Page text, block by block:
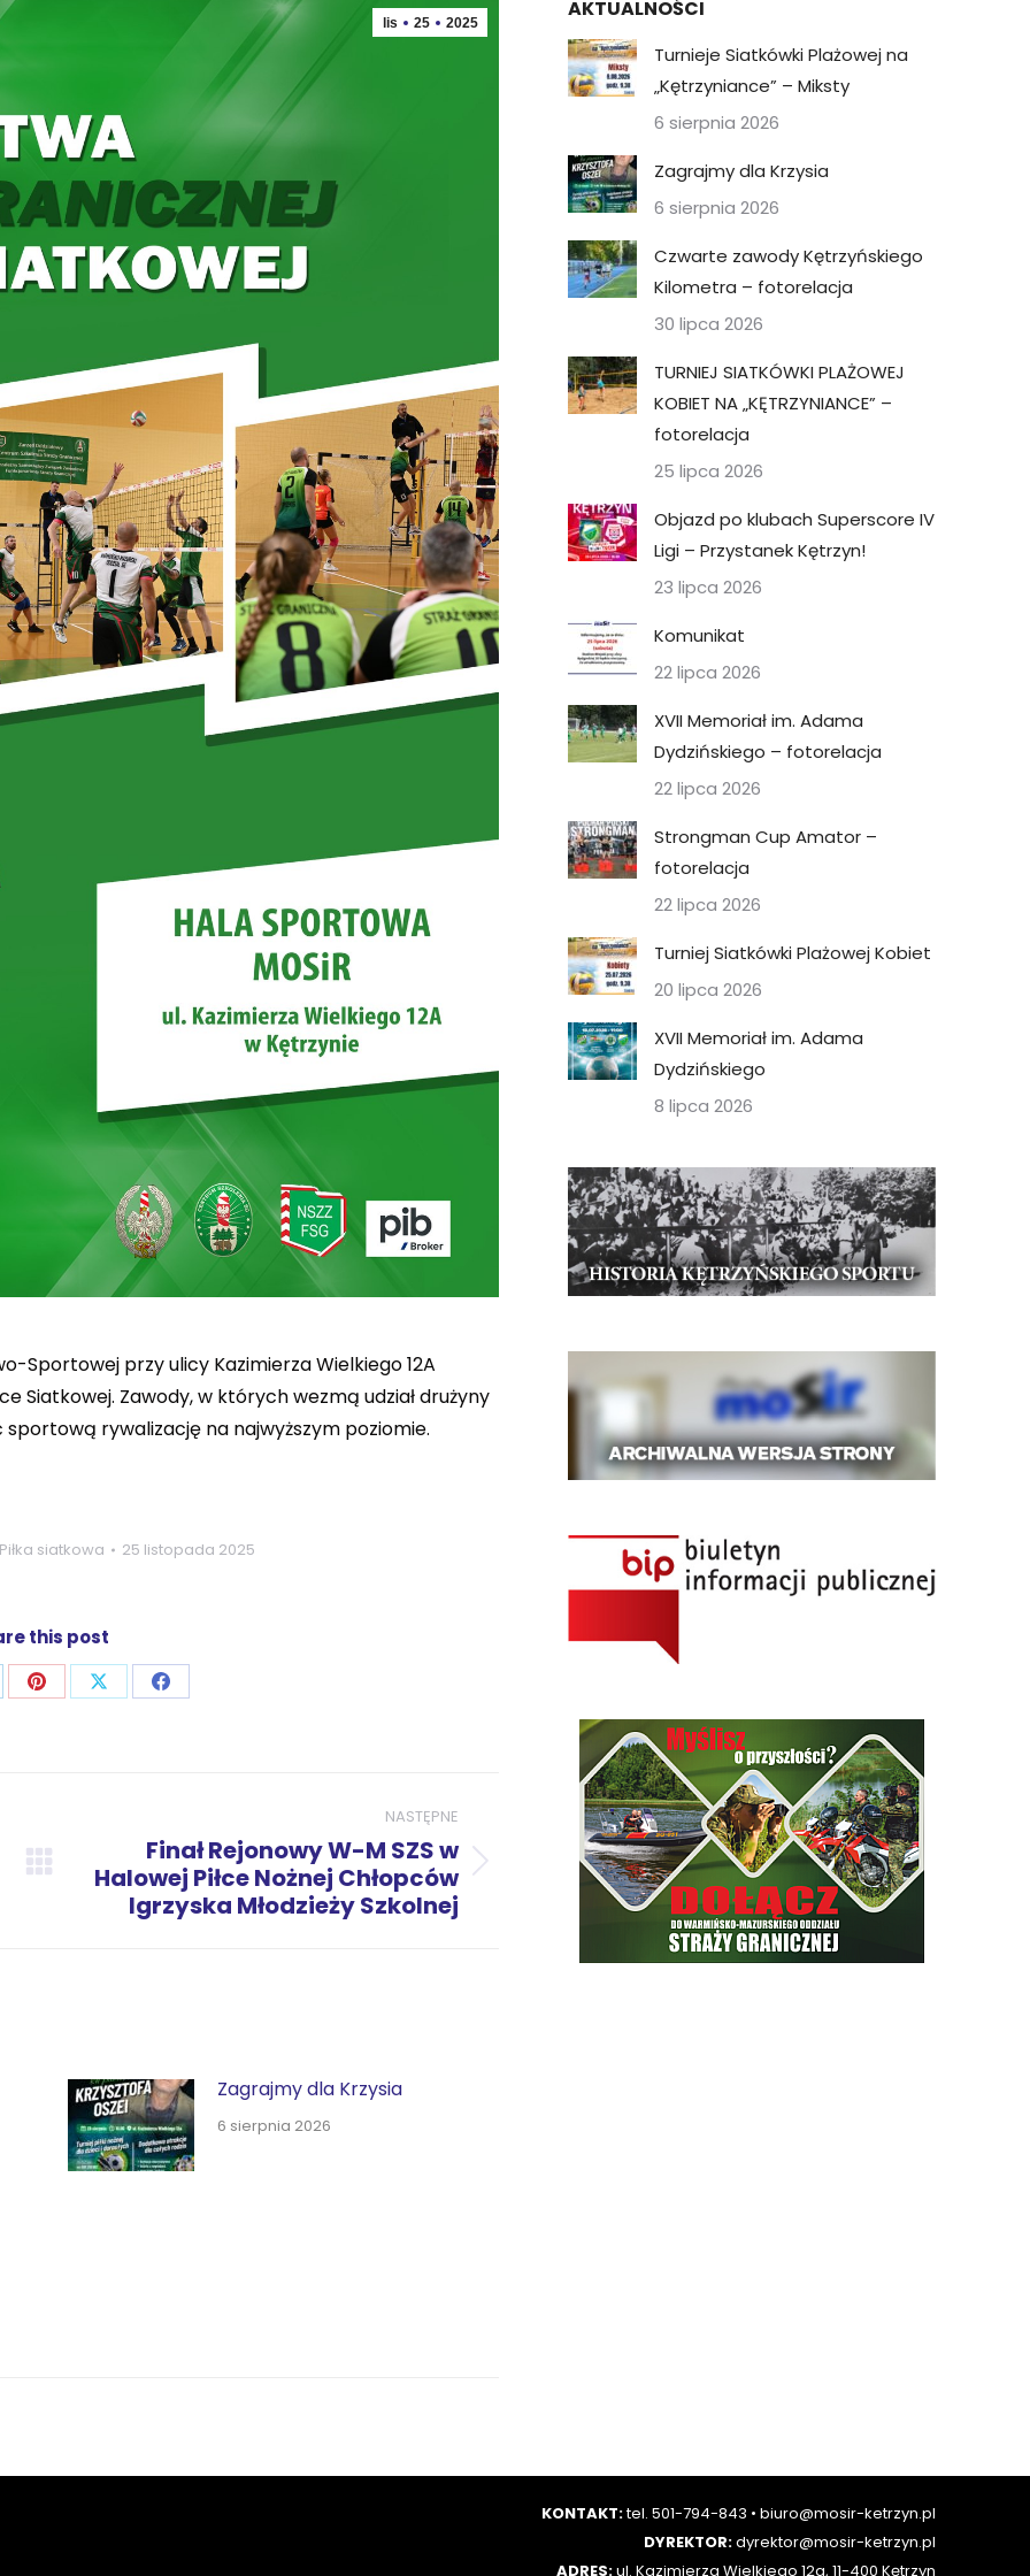
lis 25 2025
Sportowej przy ulicy Kazimierza Wielkiego 12A
Siatkowej. Zawody, w których wezmą udział drużyny
rywalizację na najwyższym poziomie.
Piłka siatkowa 25 listopada 2025
this post
UdostępnijUdostępnijUdostępnij
NASTĘPNE
Następny
wpis:
Finał Rejonowy W-M SZS w
Halowej Piłce Nożnej Chłopców
Igrzyska Młodzieży Szkolnej
Zagrajmy dla Krzysia
6 sierpnia 2026
AKTUALNOŚCI
Turnieje Siatkówki Plażowej na
„Kętrzyniance” – Miksty
6 sierpnia 2026
Zagrajmy dla Krzysia
6 sierpnia 2026
Czwarte zawody Kętrzyńskiego
Kilometra – fotorelacja
30 lipca 2026
TURNIEJ SIATKÓWKI PLAŻOWEJ
KOBIET NA „KĘTRZYNIANCE” –
fotorelacja
25 lipca 2026
Objazd po klubach Superscore IV
Ligi – Przystanek Kętrzyn!
23 lipca 2026
Komunikat
22 lipca 2026
XVII Memoriał im. Adama
Dydzińskiego – fotorelacja
22 lipca 2026
Strongman Cup Amator –
fotorelacja
22 lipca 2026
Turniej Siatkówki Plażowej Kobiet
20 lipca 2026
XVII Memoriał im. Adama
Dydzińskiego
8 lipca 2026
KONTAKT:tel. 501-794-843 • biuro@mosir-ketrzyn.pl
DYREKTOR:dyrektor@mosir-ketrzyn.pl
ADRES:ul. Kazimierza Wielkiego 12a, 11-400 Kętrzyn